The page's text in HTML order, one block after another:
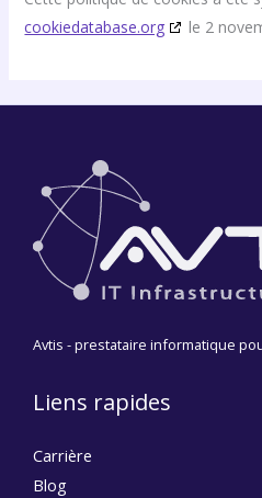
cookiedatabase.org
le 2
Avtis - prestataire informatique
Liens rapides
Carrière
Blog